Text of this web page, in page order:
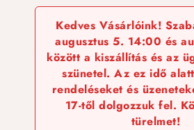
Kedves Vásárlóink!
augusztus 5. 14:00 és
között a kiszállítás és az
szünetel. Az ez idő
rendeléseket és
17-től dolgozzuk fel.
türelmet!